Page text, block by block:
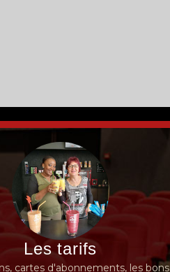
Les tarifs
cartes d'abonnements, les bons